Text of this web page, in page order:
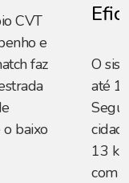
CVT
e
faz
baixo
O
até
13
com